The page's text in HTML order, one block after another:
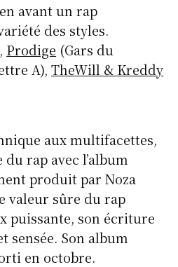
avant un rap
des styles.
, Prodige (Gars du
A),TheWill & Kreddy
aux multifacettes,
rap avec l’album
produit par Noza
valeur sûre du rap
puissante, son écriture
sensée. Son album
en octobre.